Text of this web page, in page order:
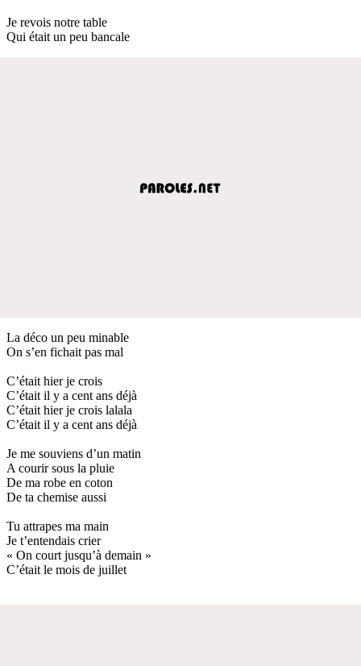
Je revois notre table
Qui était un peu bancale
La déco un peu minable
On s’en fichait pas mal
C’était hier je crois
C’était il y a cent ans déjà
C’était hier je crois lalala
C’était il y a cent ans déjà
Je me souviens d’un matin
A courir sous la pluie
De ma robe en coton
De ta chemise aussi
Tu attrapes ma main
Je t’entendais crier
« On court jusqu’à demain »
C’était le mois de juillet